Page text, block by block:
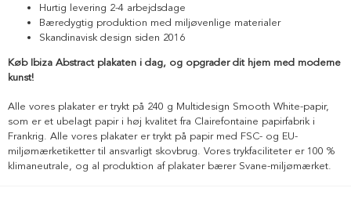
Hurtig levering 2-4 arbejdsdage
Bæredygtig produktion med miljøvenlige materialer
Skandinavisk design siden 2016
Køb Ibiza Abstract plakaten i dag, og opgrader dit hjem med moderne
kunst!
Alle vores plakater er trykt på 240 g Multidesign Smooth White-papir,
som er et ubelagt papir i høj kvalitet fra Clairefontaine papirfabrik i
Frankrig. Alle vores plakater er trykt på papir med FSC- og EU-
miljømærketiketter til ansvarligt skovbrug. Vores trykfaciliteter er 100 %
klimaneutrale, og al produktion af plakater bærer Svane-miljømærket.